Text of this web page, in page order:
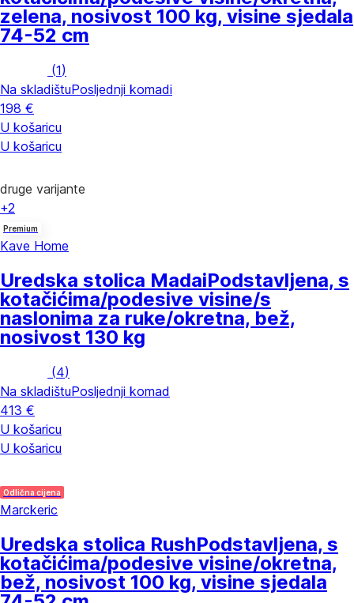
zelena, nosivost 100 kg, visine sjedala
74-52 cm
(1)
Na skladištuPosljednji komadi
198 €
U košaricu
U košaricu
druge varijante
+2
Premium
Kave Home
Uredska stolica MadaiPodstavljena, s
kotačićima/podesive visine/s
naslonima za ruke/okretna, bež,
nosivost 130 kg
(4)
Na skladištuPosljednji komad
413 €
U košaricu
U košaricu
Odlična cijena
Marckeric
Uredska stolica RushPodstavljena, s
kotačićima/podesive visine/okretna,
bež, nosivost 100 kg, visine sjedala